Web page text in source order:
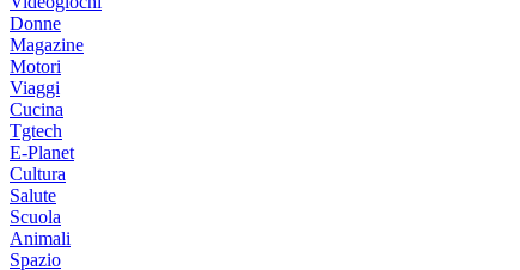
Donne
Magazine
Motori
Viaggi
Cucina
Tgtech
E-Planet
Cultura
Salute
Scuola
Animali
Spazio